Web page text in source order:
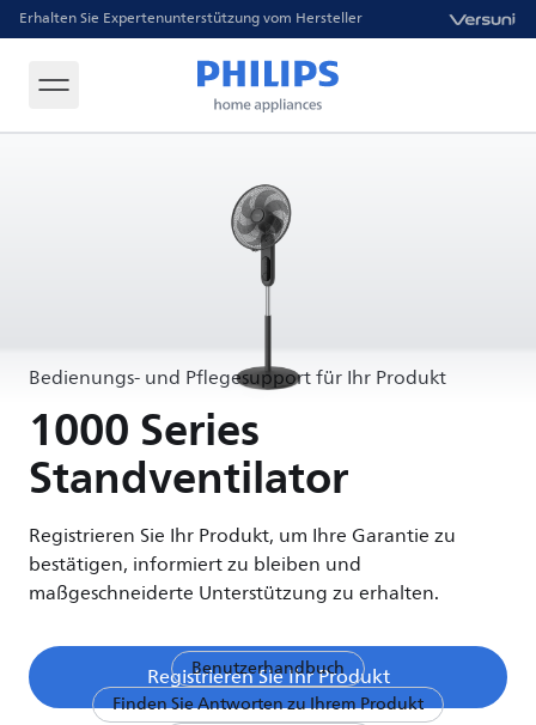
Erhalten Sie Expertenunterstützung vom Hersteller
Bedienungs- und Pflegesupport für Ihr Produkt
1000 Series
Standventilator
Registrieren Sie Ihr Produkt, um Ihre Garantie zu
bestätigen, informiert zu bleiben und
maßgeschneiderte Unterstützung zu erhalten.
Registrieren Sie Ihr Produkt
Benutzerhandbuch
Finden Sie Antworten zu Ihrem Produkt